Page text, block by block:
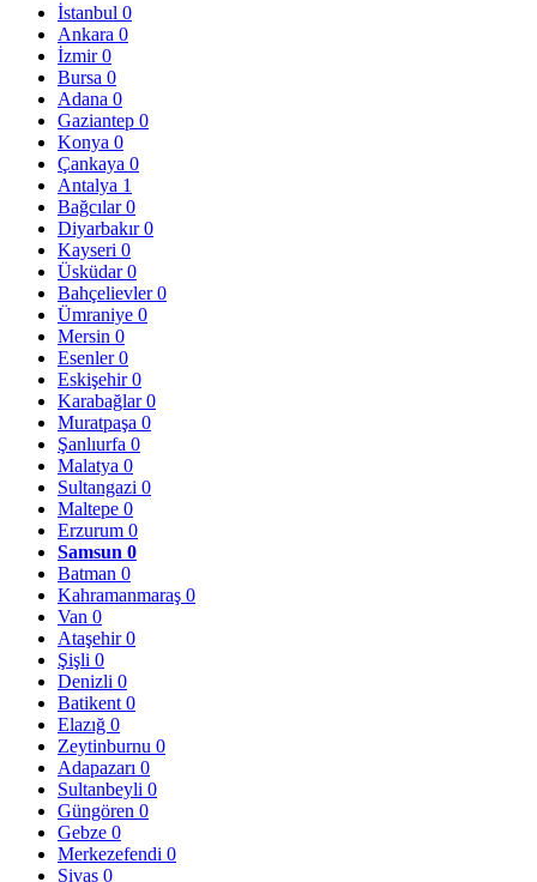
İstanbul 0
Ankara 0
İzmir0
Bursa 0
Adana 0
Gaziantep 0
Konya 0
Çankaya 0
Antalya 1
Bağcılar0
Diyarbakır0
Kayseri 0
Üsküdar0
Bahçelievler0
Ümraniye 0
Mersin 0
Esenler0
Eskişehir0
Karabağlar0
Muratpaşa 0
Şanlıurfa 0
Malatya 0
Sultangazi 0
Maltepe 0
Erzurum 0
Samsun 0
Batman 0
Kahramanmaraş 0
Van 0
Ataşehir0
Şişli 0
Denizli 0
Batikent 0
Elazığ 0
Zeytinburnu 0
Adapazarı 0
Sultanbeyli 0
Güngören 0
Gebze 0
Merkezefendi 0
Sivas 0